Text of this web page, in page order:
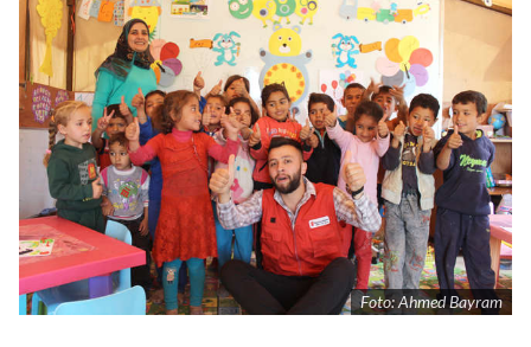
Foto: Ahmed Bayram